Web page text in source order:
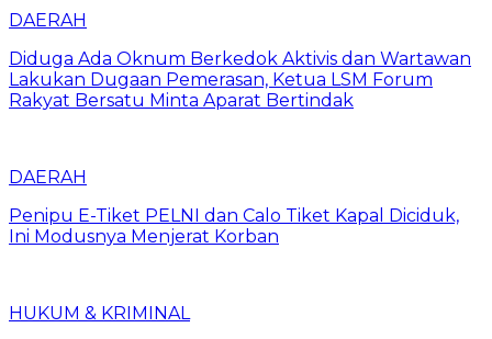
DAERAH
Diduga Ada Oknum Berkedok Aktivis dan Wartawan
Lakukan Dugaan Pemerasan, Ketua LSM Forum
Rakyat Bersatu Minta Aparat Bertindak
DAERAH
Penipu E-Tiket PELNI dan Calo Tiket Kapal Diciduk,
Ini Modusnya Menjerat Korban
HUKUM & KRIMINAL